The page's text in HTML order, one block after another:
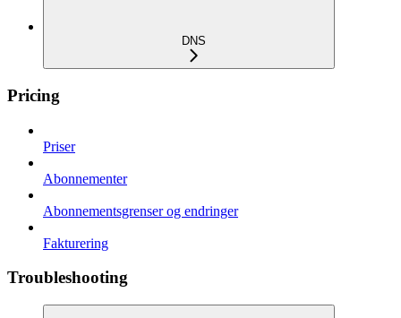
DNS
Pricing
Priser
Abonnementer
Abonnementsgrenser og endringer
Fakturering
Troubleshooting